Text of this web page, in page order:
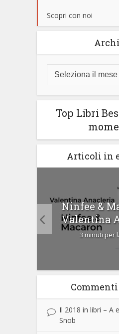
Scopri con noi
Top Libri
Articoli in
Ninfee &
Valentina
3 minuti per
Il 2018 in libri – A
Snob